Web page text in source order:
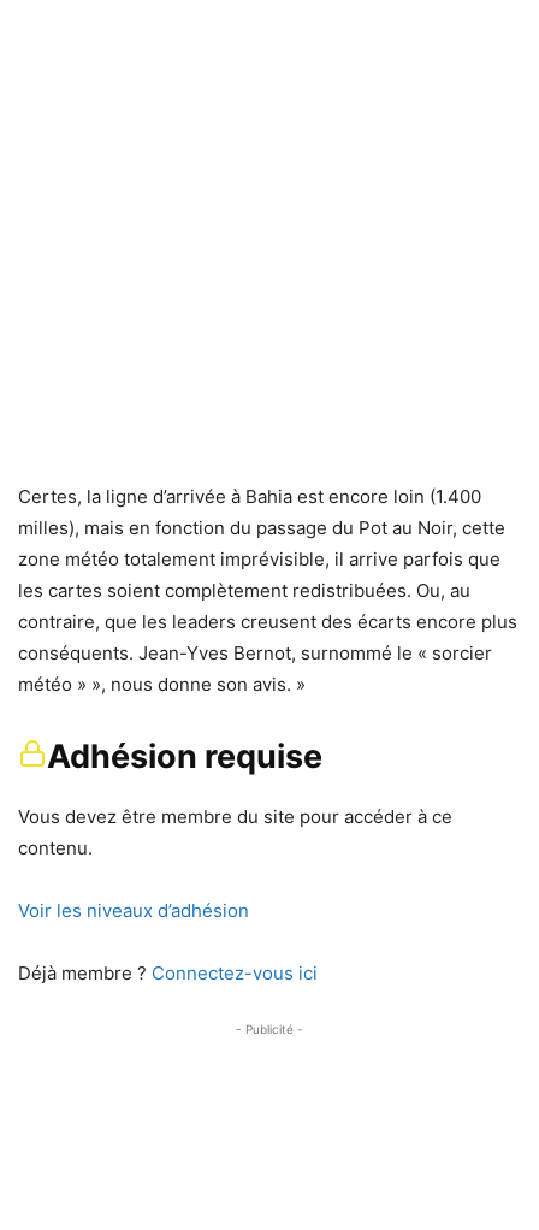
Certes, la ligne d’arrivée à Bahia est encore loin (1.400
milles), mais en fonction du passage du Pot au Noir, cette
zone météo totalement imprévisible, il arrive parfois que
les cartes soient complètement redistribuées. Ou, au
contraire, que les leaders creusent des écarts encore plus
conséquents. Jean-Yves Bernot, surnommé le « sorcier
météo » », nous donne son avis. »
Adhésion requise
Vous devez être membre du site pour accéder à ce
contenu.
Voir les niveaux d’adhésion
Déjà membre ? Connectez-vous ici
- Publicité -